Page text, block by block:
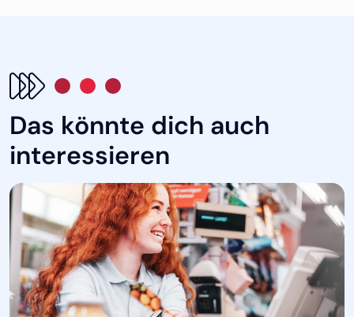
Das könnte dich auch
interessieren